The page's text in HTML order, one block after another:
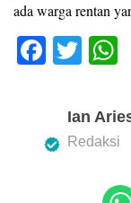
ada warga rentan
F
e
T
tt
er s
Ian
Redaksi